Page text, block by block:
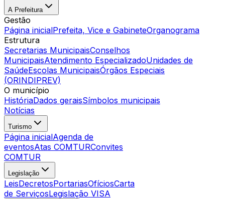
A Prefeitura
Gestão
Página inicialPrefeita, Vice e GabineteOrganograma
Estrutura
Secretarias MunicipaisConselhos
MunicipaisAtendimento EspecializadoUnidades de
SaúdeEscolas MunicipaisÓrgãos Especiais
(ORINDIPREV)
O município
HistóriaDados geraisSímbolos municipais
Notícias
Turismo
Página inicialAgenda de
eventosAtas COMTURConvites
COMTUR
Legislação
LeisDecretosPortariasOfíciosCarta
de ServiçosLegislação VISA